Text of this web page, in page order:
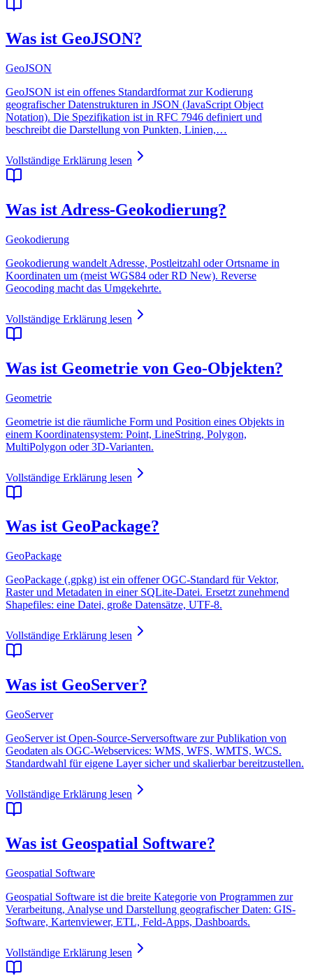
Was ist GeoJSON?
GeoJSON
GeoJSON ist ein offenes Standardformat zur Kodierung
geografischer Datenstrukturen in JSON (JavaScript Object
Notation). Die Spezifikation ist in RFC 7946 definiert und
beschreibt die Darstellung von Punkten, Linien,…
Vollständige Erklärung lesen
Was ist Adress-Geokodierung?
Geokodierung
Geokodierung wandelt Adresse, Postleitzahl oder Ortsname in
Koordinaten um (meist WGS84 oder RD New). Reverse
Geocoding macht das Umgekehrte.
Vollständige Erklärung lesen
Was ist Geometrie von Geo-Objekten?
Geometrie
Geometrie ist die räumliche Form und Position eines Objekts in
einem Koordinatensystem: Point, LineString, Polygon,
MultiPolygon oder 3D-Varianten.
Vollständige Erklärung lesen
Was ist GeoPackage?
GeoPackage
GeoPackage (.gpkg) ist ein offener OGC-Standard für Vektor,
Raster und Metadaten in einer SQLite-Datei. Ersetzt zunehmend
Shapefiles: eine Datei, große Datensätze, UTF-8.
Vollständige Erklärung lesen
Was ist GeoServer?
GeoServer
GeoServer ist Open-Source-Serversoftware zur Publikation von
Geodaten als OGC-Webservices: WMS, WFS, WMTS, WCS.
Standardwahl für eigene Layer sicher und skalierbar bereitzustellen.
Vollständige Erklärung lesen
Was ist Geospatial Software?
Geospatial Software
Geospatial Software ist die breite Kategorie von Programmen zur
Verarbeitung, Analyse und Darstellung geografischer Daten: GIS-
Software, Kartenviewer, ETL, Feld-Apps, Dashboards.
Vollständige Erklärung lesen